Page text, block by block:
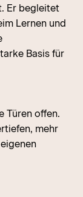
Er begleitet
Lernen und
Basis für
Türen offen.
mehr